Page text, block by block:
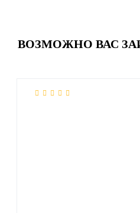
ВОЗМОЖНО ВАС